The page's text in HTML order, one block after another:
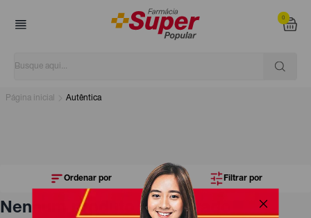
0
Página inicial Autêntica
Ordenar por Filtrar por
Nenhum produto encontrado